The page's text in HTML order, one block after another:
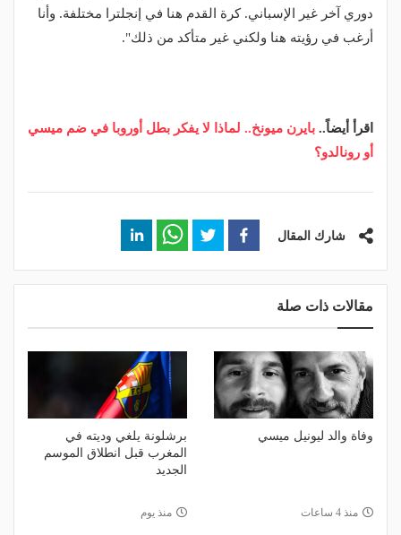
دوري آخر غير الإسباني. كرة القدم هنا في إنجلترا مختلفة. وأنا
أرغب في رؤيته هنا ولكني غير متأكد من ذلك".
اقرأ أيضاً.. بايرن ميونخ.. لماذا لا يفكر بطل أوروبا في ضم ميسي
أو رونالدو؟
شارك المقال
مقالات ذات صلة
وفاة والد ليونيل ميسي
منذ 4 ساعات
برشلونة يلغي وديته في
المغرب قبل انطلاق الموسم
الجديد
منذ يوم